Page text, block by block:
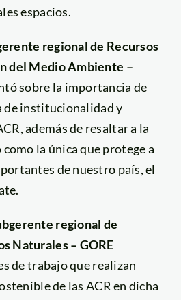
espacios.
regional de Recursos
del Medio Ambiente –
sobre la importancia de
de institucionalidad y
además de resaltar a la
la única que protege a
de nuestro país, el
regional de
Naturales – GORE
de trabajo que realizan
de las ACR en dicha